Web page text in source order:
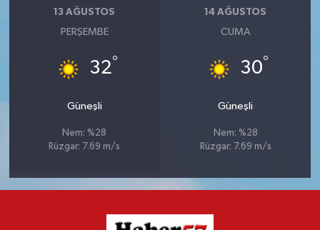
13 AĞUSTOS
PERŞEMBE
32°
Güneşli
Nem: %28
Rüzgar: 7.69 m/s
14 AĞUSTOS
CUMA
30°
Güneşli
Nem: %28
Rüzgar: 7.69 m/s